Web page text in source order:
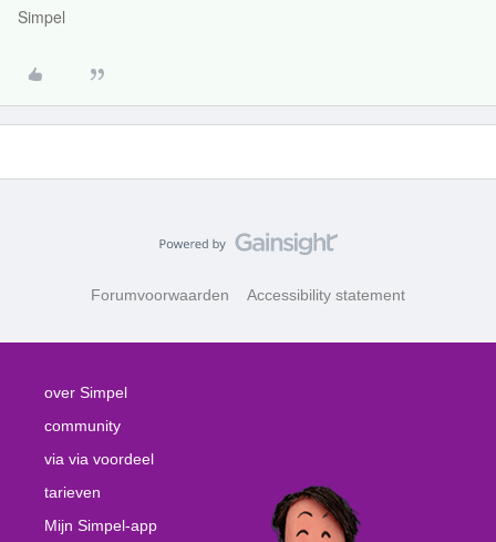
Simpel
Forumvoorwaarden Accessibility statement
over Simpel
community
via via voordeel
tarieven
Mijn Simpel-app